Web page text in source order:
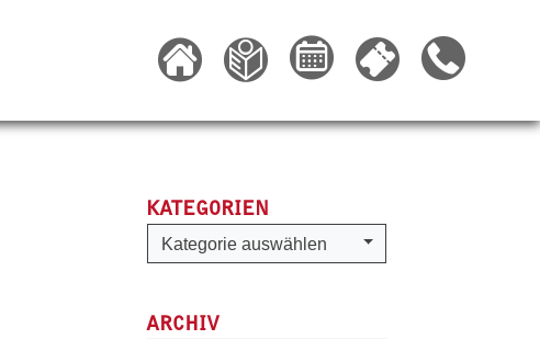
KATEGORIEN
Kategorien
Kategorie auswählen
ARCHIV